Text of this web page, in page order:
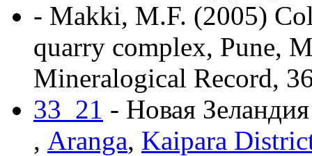
- Makki, M.F. (2005)
quarry complex, Pune,
Mineralogical Record,
33_21 - Новая
, Aranga, Kaipara